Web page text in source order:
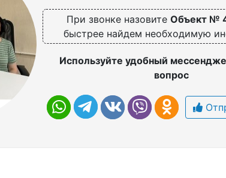
При звонке назовитеОбъект №
быстрее найдем необходимую
Используйте удобный
вопрос